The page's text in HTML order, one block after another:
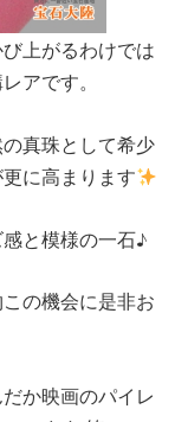
上がるわけでは
アです。
真珠として希少
に高まります
と模様の一石♪
の機会に是非お
か映画のパイレ